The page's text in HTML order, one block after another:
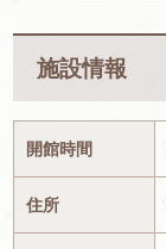
施設情報
開館時間
住所